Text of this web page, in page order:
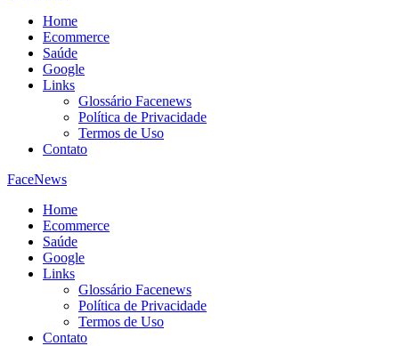
Home
Ecommerce
Saúde
Google
Links
Glossário Facenews
Política de Privacidade
Termos de Uso
Contato
FaceNews
Home
Ecommerce
Saúde
Google
Links
Glossário Facenews
Política de Privacidade
Termos de Uso
Contato